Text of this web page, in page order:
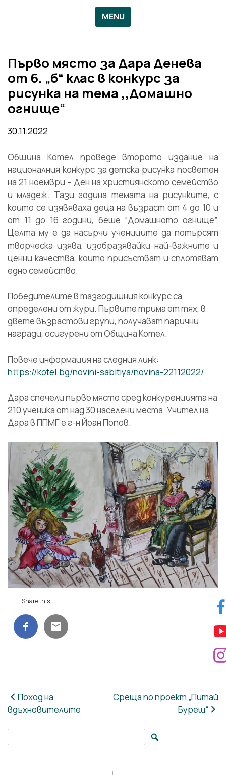
MENU
Първо място за Дара Денева
от 6. „б“ клас в конкурс за
рисунка на тема ,,Домашно
огнище“
30.11.2022
Община Котел проведе второто издание на
националния конкурс за детска рисунка посветен
на 21 ноември – Ден на християнското семейство
и младеж. Тази година темата на рисунките, с
които се изявяваха деца на възраст от 4 до 10 и
от 11 до 16 години, беше “Домашното огнище”.
Целта му е да насърчи учениците да потърсят
творческа изява, изобразявайки най-важните и
ценни качества, които присъстват и сплотяват
едно семейство.
Победителите в тазгодишния конкурс са
определени от жури. Първите трима от тях, в
двете възрастови групи, получават парични
награди, осигурени от Община Котел.
Повече информация на следния линк:
https://kotel.bg/novini-sabitiya/novina-22112022/
Дара спечели първо място сред конкуренцията на
210 ученика от над 30 населени места. Учител на
Дара в ППМГ е г-н Йоан Попов.
Share this...
Навигация
Поход на
вдъхновителите
Среща по проект „Питай
Буреш“
Search for: